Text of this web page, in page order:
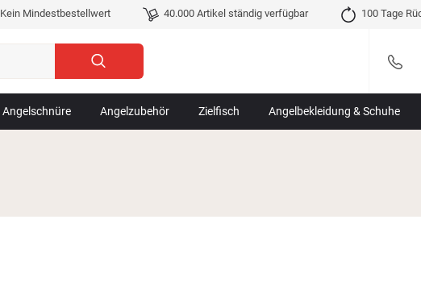
Kein Mindestbestellwert 40.000 Artikel ständig verfügbar 100 Tage
Angelschnüre Angelzubehör Zielfisch Angelbekleidung & Schuhe